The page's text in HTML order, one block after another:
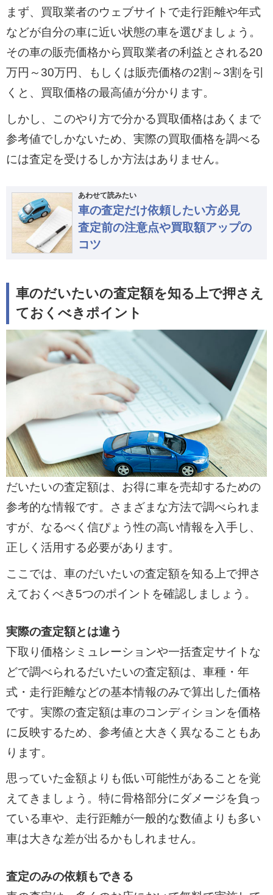
まず、買取業者のウェブサイトで走行距離や年式
などが自分の車に近い状態の車を選びましょう。
その車の販売価格から買取業者の利益とされる20
万円～30万円、もしくは販売価格の2割～3割を引
くと、買取価格の最高値が分かります。
しかし、このやり方で分かる買取価格はあくまで
参考値でしかないため、実際の買取価格を調べる
には査定を受けるしか方法はありません。
あわせて読みたい
車の査定だけ依頼したい方必見
査定前の注意点や買取額アップの
コツ
車のだいたいの査定額を知る上で押さえ
ておくべきポイント
だいたいの査定額は、お得に車を売却するための
参考的な情報です。さまざまな方法で調べられま
すが、なるべく信ぴょう性の高い情報を入手し、
正しく活用する必要があります。
ここでは、車のだいたいの査定額を知る上で押さ
えておくべき5つのポイントを確認しましょう。
実際の査定額とは違う
下取り価格シミュレーションや一括査定サイトな
どで調べられるだいたいの査定額は、車種・年
式・走行距離などの基本情報のみで算出した価格
です。実際の査定額は車のコンディションを価格
に反映するため、参考値と大きく異なることもあ
ります。
思っていた金額よりも低い可能性があることを覚
えてきましょう。特に骨格部分にダメージを負っ
ている車や、走行距離が一般的な数値よりも多い
車は大きな差が出るかもしれません。
査定のみの依頼もできる